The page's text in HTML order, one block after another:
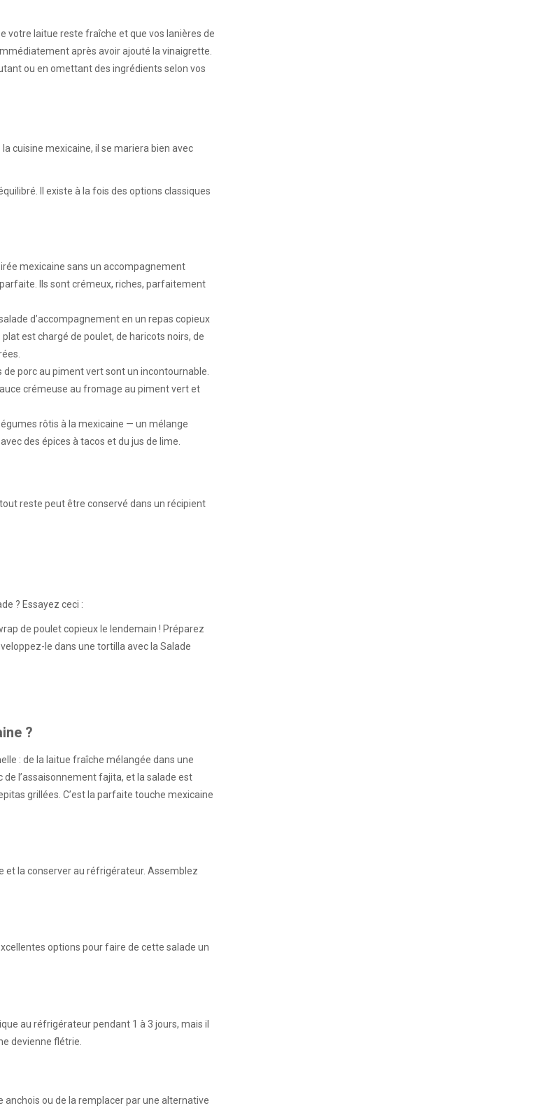
votre laitue reste fraîche et que vos lanières de
après avoir ajouté la vinaigrette.
ou en omettant des ingrédients selon vos
cuisine mexicaine, il se mariera bien avec
Il existe à la fois des options classiques
mexicaine sans un accompagnement
Ils sont crémeux, riches, parfaitement
d’accompagnement en un repas copieux
est chargé de poulet, de haricots noirs, de
de porc au piment vert sont un incontournable.
crémeuse au fromage au piment vert et
rôtis à la mexicaine — un mélange
des épices à tacos et du jus de lime.
reste peut être conservé dans un récipient
? Essayez ceci :
de poulet copieux le lendemain ! Préparez
le dans une tortilla avec la Salade
?
: de la laitue fraîche mélangée dans une
l’assaisonnement fajita, et la salade est
grillées. C’est la parfaite touche mexicaine
et la conserver au réfrigérateur. Assemblez
options pour faire de cette salade un
au réfrigérateur pendant 1 à 3 jours, mais il
devienne flétrie.
anchois ou de la remplacer par une alternative